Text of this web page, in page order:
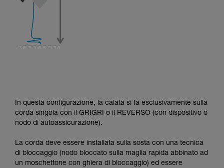
In questa configurazione, la calata si fa esclusivamente sulla
corda singola con il GRIGRI o il REVERSO (con dispositivo o
nodo di autoassicurazione).
La corda deve essere installata sulla sosta con una tecnica
di bloccaggio (nodo bloccato sulla maglia rapida abbinato ad
un moschettone con ghiera di bloccaggio) ed essere